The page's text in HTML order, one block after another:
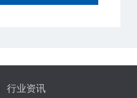
行业资讯